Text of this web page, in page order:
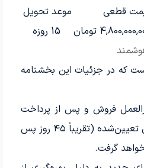
قطعی
موعد تحویل
تومان 15 روزه
که در جزئیات این بخشنامه
فروش و پس از پرداخت
کامل، حداکثر در بازه زمانی تعیین‌شده (تقریباً ۴۵ روز پس
گرفت.